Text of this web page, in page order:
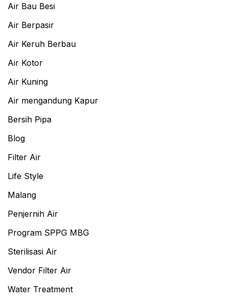
Air Bau Besi
Air Berpasir
Air Keruh Berbau
Air Kotor
Air Kuning
Air mengandung Kapur
Bersih Pipa
Blog
Filter Air
Life Style
Malang
Penjernih Air
Program SPPG MBG
Sterilisasi Air
Vendor Filter Air
Water Treatment